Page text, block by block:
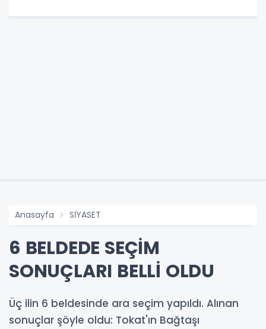
Anasayfa SİYASET
6 BELDEDE SEÇİM
SONUÇLARI BELLİ OLDU
Üç ilin 6 beldesinde ara seçim yapıldı. Alınan
sonuçlar şöyle oldu: Tokat'ın Bağtaşı